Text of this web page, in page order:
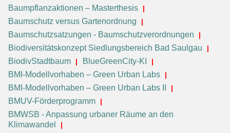
Baumpflanzaktionen – Masterthesis
Baumschutz versus Gartenordnung
Baumschutzsatzungen - Baumschutzverordnungen
Biodiversitätskonzept Siedlungsbereich Bad Saulgau
BiodivStadtbaum
BlueGreenCity-KI
BMI-Modellvorhaben – Green Urban Labs
BMI-Modellvorhaben – Green Urban Labs II
BMUV-Förderprogramm
BMWSB - Anpassung urbaner Räume an den
Klimawandel